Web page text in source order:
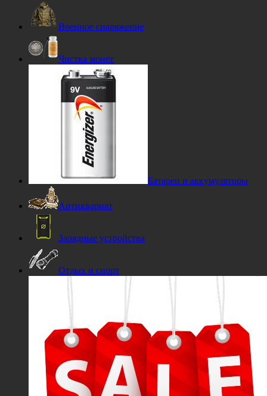
Военное снаряжение
Чистка монет
Батареи и аккумуляторы
Антиквариат
Зарядные устройства
Отдых и спорт